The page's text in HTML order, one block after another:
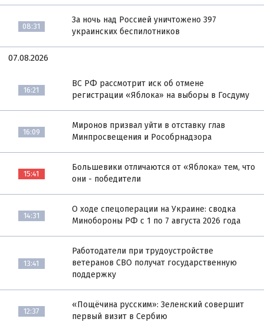
08:31
За ночь над Россией уничтожено 397
украинских беспилотников
07.08.2026
16:21
ВС РФ рассмотрит иск об отмене
регистрации «Яблока» на выборы в Госдуму
16:09
Миронов призвал уйти в отставку глав
Минпросвещения и Рособрнадзора
15:41
Большевики отличаются от «Яблока» тем, что
они - победители
14:31
О ходе спецоперации на Украине: сводка
Минобороны РФ с 1 по 7 августа 2026 года
13:41
Работодатели при трудоустройстве
ветеранов СВО получат государственную
поддержку
12:37
«Пощёчина русским»: Зеленский совершит
первый визит в Сербию